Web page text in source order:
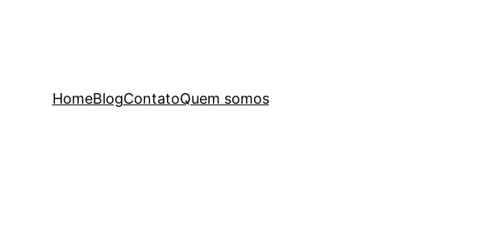
HomeBlogContatoQuem somos